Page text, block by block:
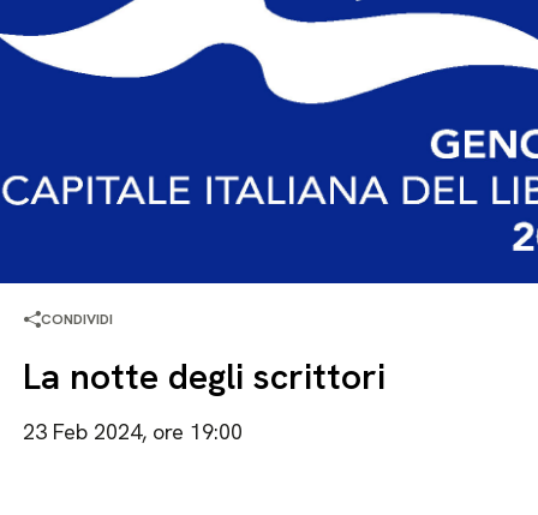
CONDIVIDI
La notte degli scrittori
23 Feb 2024, ore 19:00